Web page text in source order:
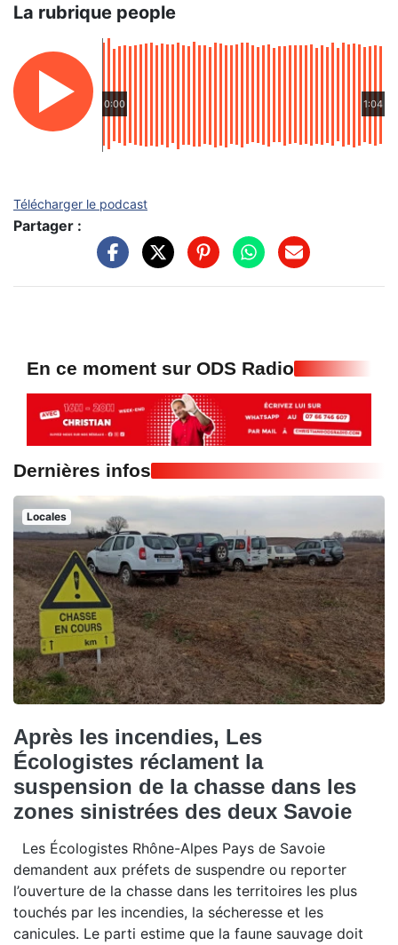
La rubrique people
0:00 1:04
Télécharger le podcast
Partager :
En ce moment sur ODS Radio
Dernières infos
Locales
Après les incendies, Les
Écologistes réclament la
suspension de la chasse dans les
zones sinistrées des deux Savoie
Les Écologistes Rhône-Alpes Pays de Savoie
demandent aux préfets de suspendre ou reporter
l’ouverture de la chasse dans les territoires les plus
touchés par les incendies, la sécheresse et les
canicules. Le parti estime que la faune sauvage doit